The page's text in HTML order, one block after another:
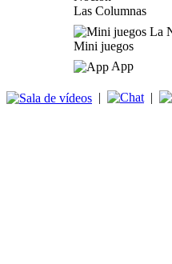
Las Columnas
Mini juegos
App
| |